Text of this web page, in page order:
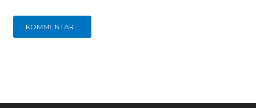
KOMMENTARE